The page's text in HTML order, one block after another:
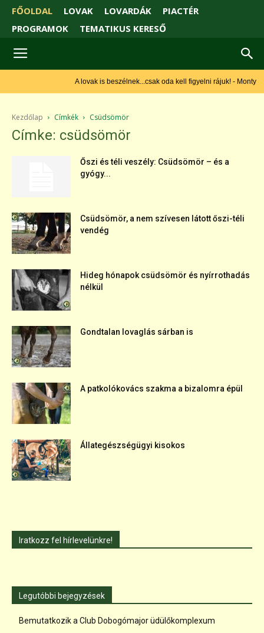
FŐOLDAL LOVAK LOVARDÁK
PIACTÉR
PROGRAMOK
TEMATIKUS KERESŐ
A lovak is beszélnek...csak oda kell figyelni rájuk! - Monty
Kezdőlap Címkék Csüdsömör
Címke: csüdsömör
Őszi és téli veszély: Csüdsömör – és a
gyógy...
Csüdsömör, a nem szívesen látott őszi-téli
vendég
Hideg hónapok csüdsömör és nyírrothadás
nélkül
Gondtalan lovaglás sárban is
A patkolókovács szakma a bizalomra épül
Állategészségügyi kisokos
Iratkozz fel hírlevelünkre!
Legutóbbi bejegyzések
Bemutatkozik a Club Dobogómajor üdülőkomplexum